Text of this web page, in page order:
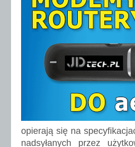
opierają się na
nadsyłanych przez